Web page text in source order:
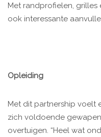
Met randprofielen,
ook interessante
Opleiding
Met dit partnership
zich voldoende
overtuigen. “Heel wat